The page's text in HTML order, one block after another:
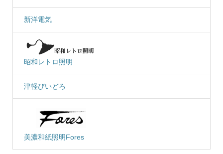
新洋電気
昭和レトロ照明
津軽びいどろ
美濃和紙照明Fores